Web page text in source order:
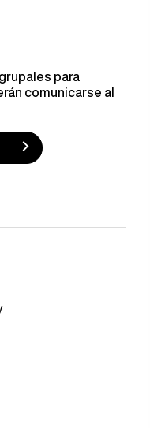
para
comunicarse al